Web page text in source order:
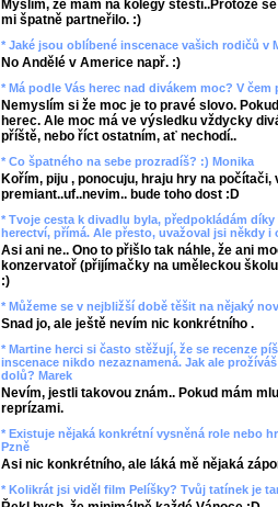
Myslím, že mám na kolegy štěstí..Protože
mi špatně partneřilo. :)
* Jaké jsou oblíbené inscenace vašich rodičů v
No Andělé v Americe např. :)
* Má podle Vás herec nad divákem moc? V
Nemyslím si že moc je to pravé slovo.
herec. Ale moc má ve výsledku vždycky
příště, nebo říct ostatním, ať nechodí..
* Co špatného na sebe prozradíš? :) Monika
Kořím, piju , ponocuju, hraju hry na počítači,
premiant..uf..nevim.. bude toho dost :D
* Tvoje cesta k divadlu byla, předpokládám
herectví, přímá. Ale přesto, uvažoval jsi někdy
Asi ani ne.. Ono to přišlo tak náhle, že ani
konzervatoř (přijímačky na uměleckou
:)
* Můžeme se v nejbližší době těšit na nějaký
Snad jo, ale ještě nevím nic konkrétního .
* Martine herci si často stěžují, že se recenze
inscenace nikdo nezaznamená. Jak ale
dolů? Marek
Nevím, jestli takovou znám.. Pokud mám
reprízami.
* Existuje nějaká konkrétní vysněná role nebo
Pzně
Asi nic konkrétního, ale láká mě nějaká
* Kolikrát jsi viděl film Pelíšky? Tvůj tatínek je